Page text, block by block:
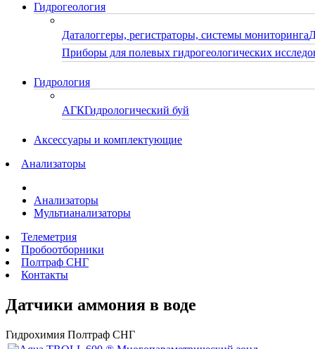
Гидрогеология
Даталоггеры, регистраторы, системы мониторинга
Приборы для полевых гидрогеологических
Гидрология
АГКГидрологический буй
Аксессуары и комплектующие
Анализаторы
Анализаторы
Мультианализаторы
Телеметрия
Пробоотборники
Полтраф СНГ
Контакты
Датчики аммония в воде
Гидрохимия Полтраф СНГ